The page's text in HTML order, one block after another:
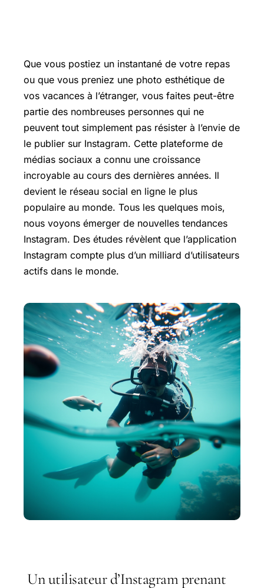
Que vous postiez un instantané de votre repas
ou que vous preniez une photo esthétique de
vos vacances à l’étranger, vous faites peut-être
partie des nombreuses personnes qui ne
peuvent tout simplement pas résister à l’envie de
le publier sur Instagram. Cette plateforme de
médias sociaux a connu une croissance
incroyable au cours des dernières années. Il
devient le réseau social en ligne le plus
populaire au monde. Tous les quelques mois,
nous voyons émerger de nouvelles tendances
Instagram. Des études révèlent que l’application
Instagram compte plus d’un milliard d’utilisateurs
actifs dans le monde.
Un utilisateur d’Instagram prenant